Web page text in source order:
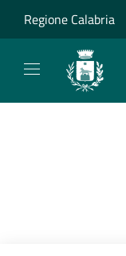
Regione Calabria